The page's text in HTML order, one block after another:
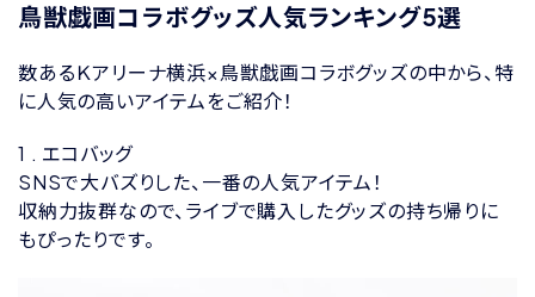
鳥獣戯画コラボグッズ人気ランキング5選
数あるＫアリーナ横浜×鳥獣戯画コラボグッズの中から、特
に人気の高いアイテムをご紹介！
1 . エコバッグ
SNSで大バズりした、一番の人気アイテム！
収納力抜群なので、ライブで購入したグッズの持ち帰りに
もぴったりです。